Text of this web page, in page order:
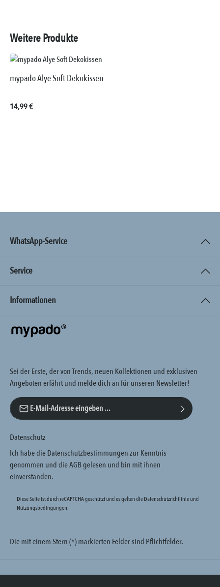
Weitere Produkte
mypado Alye Soft Dekokissen
Regulärer Preis:
14,99 €
WhatsApp-Service
Service
Informationen
Sei der Erste, der von Trends, neuen Kollektionen und exklusiven
Angeboten erfährt und melde dich an für unseren Newsletter!
E-Mail-Adresse*
Datenschutz
Ich habe dieDatenschutzbestimmungenzur Kenntnis
genommen und dieAGBgelesen und bin mit ihnen
einverstanden.
Diese Seite ist durch reCAPTCHA geschützt und es gelten dieDatenschutzrichtlinieund
Nutzungsbedingungen.
Die mit einem Stern (*) markierten Felder sind Pflichtfelder.